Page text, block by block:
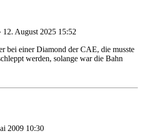
12. August 2025 15:52
bei einer Diamond der CAE, die musste
werden, solange war die Bahn
2009 10:30